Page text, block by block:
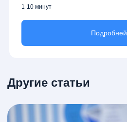
1-10 минут
Подробней
Другие статьи